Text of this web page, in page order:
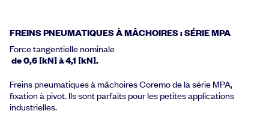
FREINS PNEUMATIQUES À MÂCHOIRES : SÉRIE MPA
Force tangentielle nominale
de 0,6 [kN] à 4,1 [kN].
Freins pneumatiques à mâchoires Coremo de la série MPA,
fixation à pivot. Ils sont parfaits pour les petites applications
industrielles.